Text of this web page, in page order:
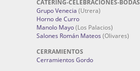
CATERING-CELEBRACIONES-BODAS
Grupo Venecia (Utrera)
Horno de Curro
Manolo Mayo(Los Palacios)
Salones Román Mateos (Olivares)
CERRAMIENTOS
Cerramientos Gordo